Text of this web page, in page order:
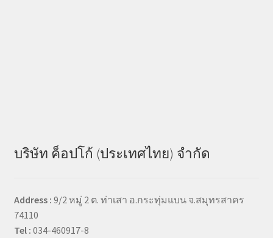
บริษัท ค็อปโก้ (ประเทศไทย) จำกัด
Address : 9/2 หมู่ 2 ต. ท่าเสา อ.กระทุ่มแบน จ.สมุทรสาคร
74110
Tel : 034-460917-8